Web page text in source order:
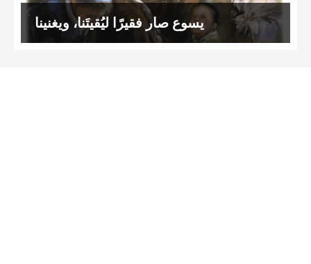
يسوع صار فقيرًا ليُقيتَنا، ويغنينا